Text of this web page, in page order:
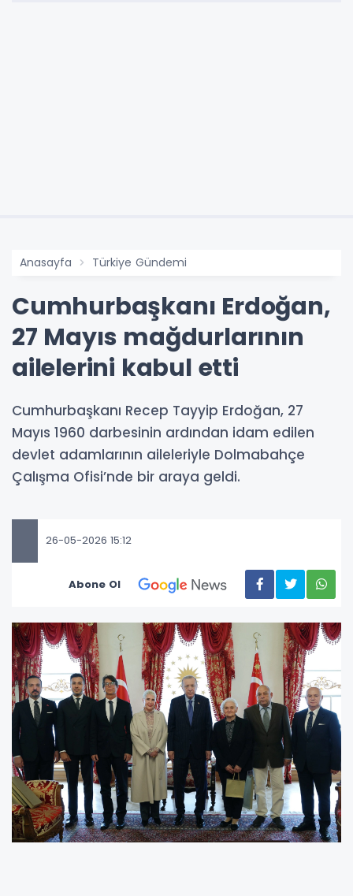
Anasayfa Türkiye Gündemi
Cumhurbaşkanı Erdoğan,
27 Mayıs mağdurlarının
ailelerini kabul etti
Cumhurbaşkanı Recep Tayyip Erdoğan, 27
Mayıs 1960 darbesinin ardından idam edilen
devlet adamlarının aileleriyle Dolmabahçe
Çalışma Ofisi’nde bir araya geldi.
26-05-2026 15:12
Abone Ol